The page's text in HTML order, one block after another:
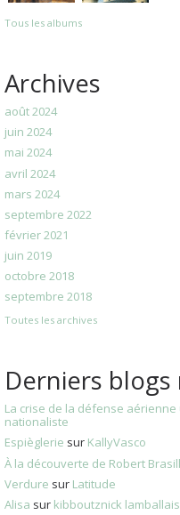
Tous les albums
Archives
août 2024
juin 2024
mai 2024
avril 2024
mars 2024
septembre 2022
février 2021
juin 2019
octobre 2018
septembre 2018
Toutes les archives
Derniers
La crise de la défense aérienne
nationaliste
Espièglerie sur KallyVasco
À la découverte de Robert
Verdure sur Latitude
Alisa sur kibboutznick lamballais